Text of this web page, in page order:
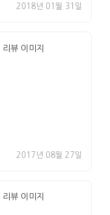
2018년 01월 31일
2017년 08월 27일